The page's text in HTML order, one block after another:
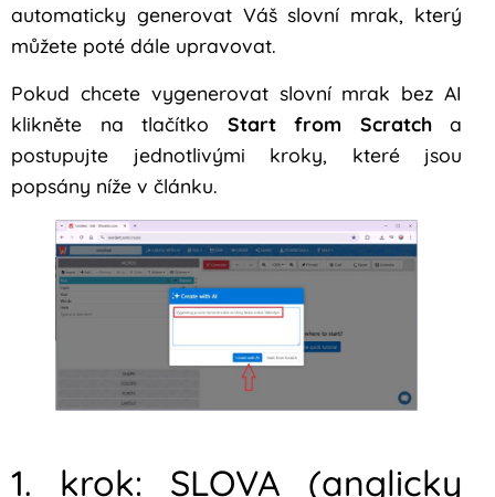
automaticky generovat Váš slovní mrak, který
můžete poté dále upravovat.
Pokud chcete vygenerovat slovní mrak bez AI
klikněte na tlačítko Start from Scratcha
postupujte jednotlivými kroky, které jsou
popsány níže v článku.
1. krok: SLOVA (anglicky